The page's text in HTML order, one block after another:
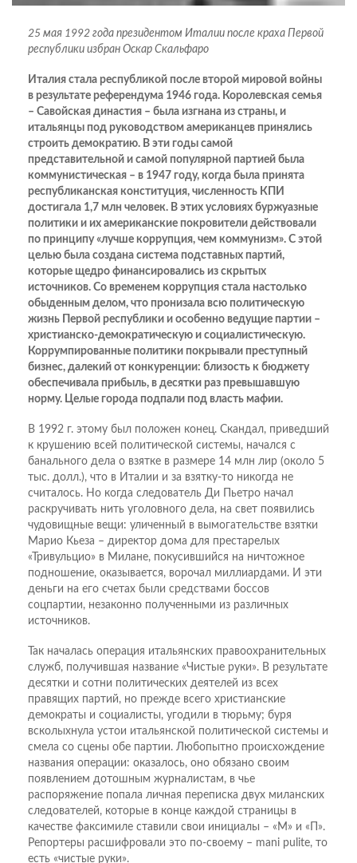
25 мая 1992 года президентом Италии после краха Первой
республики избран Оскар Скальфаро
Италия стала республикой после второй мировой войны
в результате референдума 1946 года. Королевская семья
– Савойская династия – была изгнана из страны, и
итальянцы под руководством американцев принялись
строить демократию. В эти годы самой
представительной и самой популярной партией была
коммунистическая – в 1947 году, когда была принята
республиканская конституция, численность КПИ
достигала 1,7 млн человек. В этих условиях буржуазные
политики и их американские покровители действовали
по принципу «лучше коррупция, чем коммунизм». С этой
целью была создана система подставных партий,
которые щедро финансировались из скрытых
источников. Со временем коррупция стала настолько
обыденным делом, что пронизала всю политическую
жизнь Первой республики и особенно ведущие партии –
христианско-демократическую и социалистическую.
Коррумпированные политики покрывали преступный
бизнес, далекий от конкуренции: близость к бюджету
обеспечивала прибыль, в десятки раз превышавшую
норму. Целые города подпали под власть мафии.
В 1992 г. этому был положен конец. Скандал, приведший
к крушению всей политической системы, начался с
банального дела о взятке в размере 14 млн лир (около 5
тыс. долл.), что в Италии и за взятку-то никогда не
считалось. Но когда следователь Ди Пьетро начал
раскручивать нить уголовного дела, на свет появились
чудовищные вещи: уличенный в вымогательстве взятки
Марио Кьеза – директор дома для престарелых
«Тривульцио» в Милане, покусившийся на ничтожное
подношение, оказывается, ворочал миллиардами. И эти
деньги на его счетах были средствами боссов
соцпартии, незаконно полученными из различных
источников.
Так началась операция итальянских правоохранительных
служб, получившая название «Чистые руки». В результате
десятки и сотни политических деятелей из всех
правящих партий, но прежде всего христианские
демократы и социалисты, угодили в тюрьму; буря
всколыхнула устои итальянской политической системы и
смела со сцены обе партии. Любопытно происхождение
названия операции: оказалось, оно обязано своим
появлением дотошным журналистам, в чье
распоряжение попала личная переписка двух миланских
следователей, которые в конце каждой страницы в
качестве факсимиле ставили свои инициалы – «М» и «П».
Репортеры расшифровали это по-своему – mani pulite, то
есть «чистые руки».